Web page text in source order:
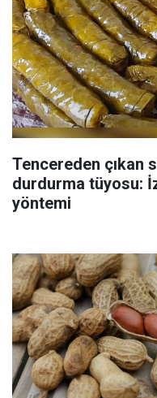
Tencereden çıkan
durdurma tüyosu:
yöntemi